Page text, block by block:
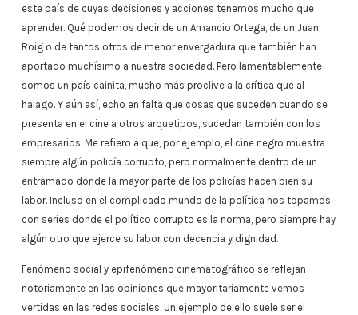
este país de cuyas decisiones y acciones tenemos mucho que
aprender. Qué podemos decir de un Amancio Ortega, de un Juan
Roig o de tantos otros de menor envergadura que también han
aportado muchísimo a nuestra sociedad. Pero lamentablemente
somos un país cainita, mucho más proclive a la crítica que al
halago. Y aún así, echo en falta que cosas que suceden cuando se
presenta en el cine a otros arquetipos, sucedan también con los
empresarios. Me refiero a que, por ejemplo, el cine negro muestra
siempre algún policía corrupto, pero normalmente dentro de un
entramado donde la mayor parte de los policías hacen bien su
labor. Incluso en el complicado mundo de la política nos topamos
con series donde el político corrupto es la norma, pero siempre hay
algún otro que ejerce su labor con decencia y dignidad.
Fenómeno social y epifenómeno cinematográfico se reflejan
notoriamente en las opiniones que mayoritariamente vemos
vertidas en las redes sociales. Un ejemplo de ello suele ser el